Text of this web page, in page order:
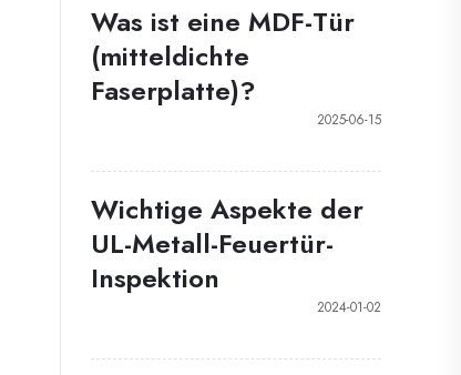
Was ist eine MDF-Tür
(mitteldichte
Faserplatte)?
2025-06-15
Wichtige Aspekte der
UL-Metall-Feuertür-
Inspektion
2024-01-02